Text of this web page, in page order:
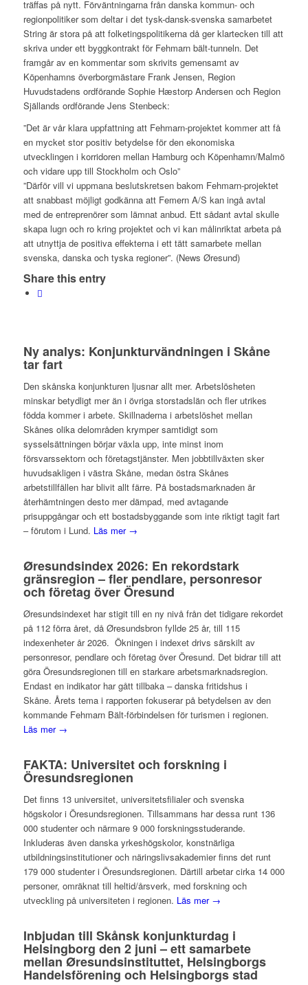
träffas på nytt. Förväntningarna från danska kommun- och
regionpolitiker som deltar i det tysk-dansk-svenska samarbetet
String är stora på att folketingspolitikerna då ger klartecken till att
skriva under ett byggkontrakt för Fehmarn bält-tunneln. Det
framgår av en kommentar som skrivits gemensamt av
Köpenhamns överborgmästare Frank Jensen, Region
Huvudstadens ordförande Sophie Hæstorp Andersen och Region
Själlands ordförande Jens Stenbeck:
”Det är vår klara uppfattning att Fehmarn-projektet kommer att få
en mycket stor positiv betydelse för den ekonomiska
utvecklingen i korridoren mellan Hamburg och Köpenhamn/Malmö
och vidare upp till Stockholm och Oslo”
”Därför vill vi uppmana beslutskretsen bakom Fehmarn-projektet
att snabbast möjligt godkänna att Femern A/S kan ingå avtal
med de entreprenörer som lämnat anbud. Ett sådant avtal skulle
skapa lugn och ro kring projektet och vi kan målinriktat arbeta på
att utnyttja de positiva effekterna i ett tätt samarbete mellan
svenska, danska och tyska regioner”. (News Øresund)
Share this entry
Ny analys: Konjunkturvändningen i Skåne
tar fart
Den skånska konjunkturen ljusnar allt mer. Arbetslösheten
minskar betydligt mer än i övriga storstadslän och fler utrikes
födda kommer i arbete. Skillnaderna i arbetslöshet mellan
Skånes olika delområden krymper samtidigt som
sysselsättningen börjar växla upp, inte minst inom
försvarssektorn och företagstjänster. Men jobbtillväxten sker
huvudsakligen i västra Skåne, medan östra Skånes
arbetstillfällen har blivit allt färre. På bostadsmarknaden är
återhämtningen desto mer dämpad, med avtagande
prisuppgångar och ett bostadsbyggande som inte riktigt tagit fart
– förutom i Lund. Läs mer →
Øresundsindex 2026: En rekordstark
gränsregion – fler pendlare, personresor
och företag över Öresund
Øresundsindexet har stigit till en ny nivå från det tidigare rekordet
på 112 förra året, då Øresundsbron fyllde 25 år, till 115
indexenheter år 2026. Ökningen i indexet drivs särskilt av
personresor, pendlare och företag över Öresund. Det bidrar till att
göra Öresundsregionen till en starkare arbetsmarknadsregion.
Endast en indikator har gått tillbaka – danska fritidshus i
Skåne. Årets tema i rapporten fokuserar på betydelsen av den
kommande Fehmarn Bält-förbindelsen för turismen i regionen.
Läs mer →
FAKTA: Universitet och forskning i
Öresundsregionen
Det finns 13 universitet, universitetsfilialer och svenska
högskolor i Öresundsregionen. Tillsammans har dessa runt 136
000 studenter och närmare 9 000 forskningsstuderande.
Inkluderas även danska yrkeshögskolor, konstnärliga
utbildningsinstitutioner och näringslivsakademier finns det runt
179 000 studenter i Öresundsregionen. Därtill arbetar cirka 14 000
personer, omräknat till heltid/årsverk, med forskning och
utveckling på universiteten i regionen. Läs mer →
Inbjudan till Skånsk konjunkturdag i
Helsingborg den 2 juni – ett samarbete
mellan Øresundsinstituttet, Helsingborgs
Handelsförening och Helsingborgs stad